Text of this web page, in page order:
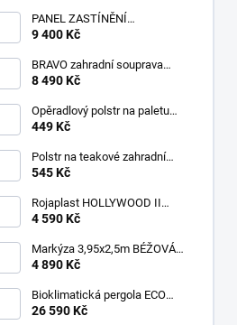
PANEL ZASTÍNĚNÍ
ANTRACIT, SKLÁPĚCÍ
pro bioklimatickou pergolu
9 400 Kč
BRAVO zahradní souprava
dřevěná - 160 cm
8 490 Kč
Opěradlový polstr na paletu
120x50 tmavě šedý melír
449 Kč
Polstr na teakové zahradní
křeslo vysoké - látka
545 Kč
Rojaplast HOLLYWOOD II
zahradní houpačka kovová -
4 590 Kč
Markýza 3,95x2,5m BÉŽOVÁ
(P4510)
4 890 Kč
Bioklimatická pergola ECO
4x3 m, ocel - volně stojící
26 590 Kč